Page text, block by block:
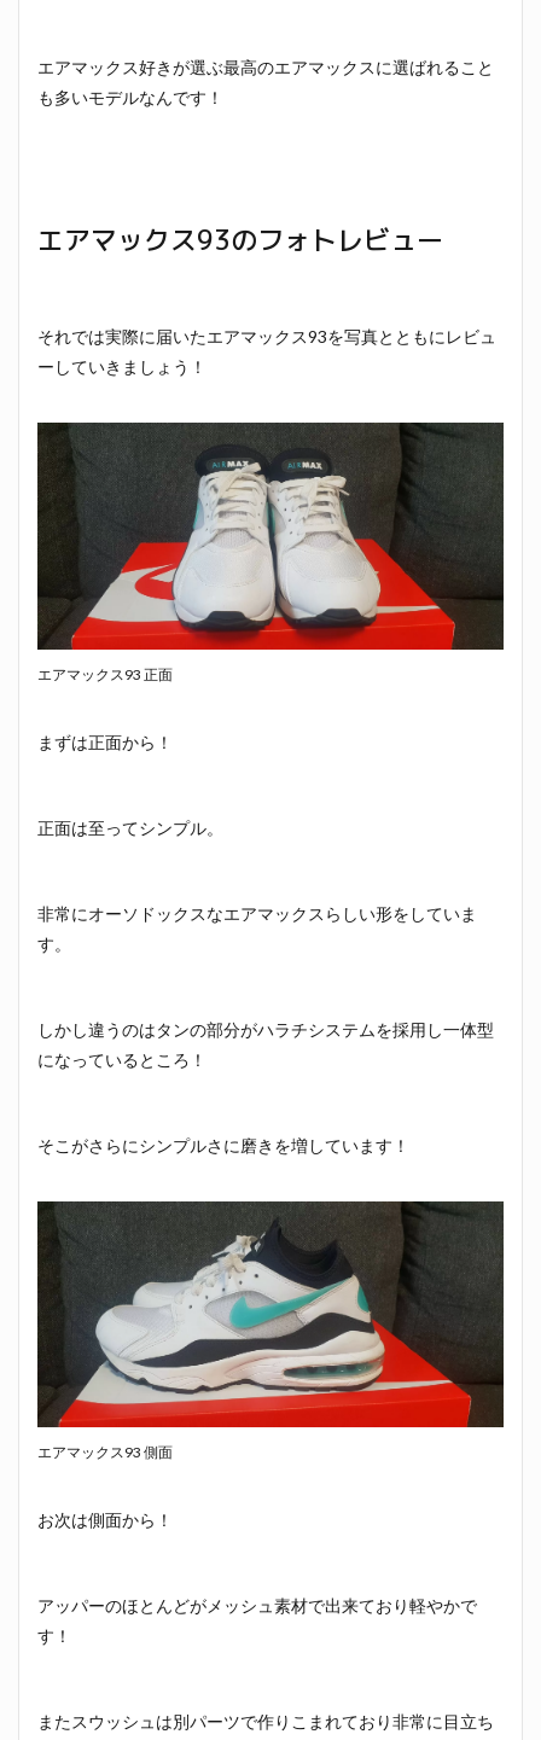
エアマックス好きが選ぶ最高のエアマックスに選ばれること
も多いモデルなんです！
エアマックス93のフォトレビュー
それでは実際に届いたエアマックス93を写真とともにレビュ
ーしていきましょう！
エアマックス93 正面
まずは正面から！
正面は至ってシンプル。
非常にオーソドックスなエアマックスらしい形をしていま
す。
しかし違うのはタンの部分がハラチシステムを採用し一体型
になっているところ！
そこがさらにシンプルさに磨きを増しています！
エアマックス93 側面
お次は側面から！
アッパーのほとんどがメッシュ素材で出来ており軽やかで
す！
またスウッシュは別パーツで作りこまれており非常に目立ち